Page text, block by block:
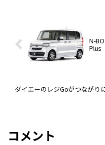
N-
Plus
ダイエーのレジGoがつながり
コメント